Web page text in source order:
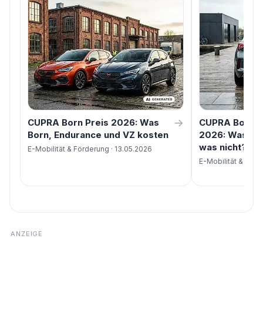
CUPRA Born Preis 2026: Was
Born, Endurance und VZ kosten
→
E-Mobilität & Förderung · 13.05.2026
CUPRA Born
2026: Was
was nicht?
E-Mobilität &